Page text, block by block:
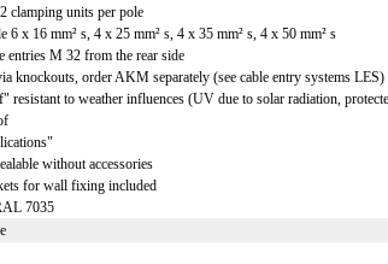
clamping units per pole
6 x 16 mm² s, 4 x 25 mm² s, 4 x 35 mm² s, 4 x 50 mm² s
entries M 32 from the rear side
knockouts, order AKM separately (see cable entry systems LES)
resistant to weather influences (UV due to solar radiation,
without accessories
for wall fixing included
7035